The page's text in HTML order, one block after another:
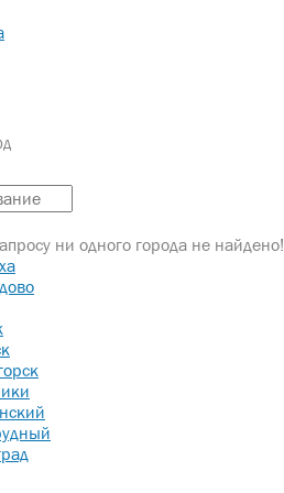
ни одного города не найдено!